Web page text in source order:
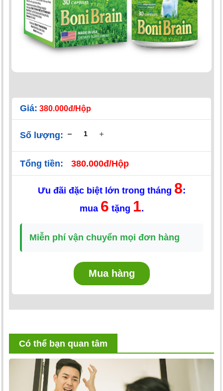
Giá: 380.000đ/Hộp
Số lượng:
Tổng tiền: 380.000đ/Hộp
Ưu đãi đặc biệt lớn trong tháng 8:
mua 6 tặng 1.
Miễn phí vận chuyển mọi đơn hàng
Mua hàng
Có thể bạn quan tâm